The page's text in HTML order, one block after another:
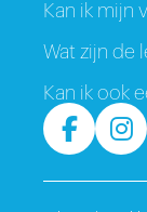
Kan ik mijn
Wat zijn de
Kan ik ook